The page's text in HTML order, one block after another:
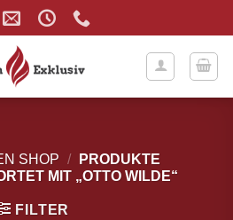
SHOP /
PRODUKTE
MIT „OTTO WILDE“
FILTER